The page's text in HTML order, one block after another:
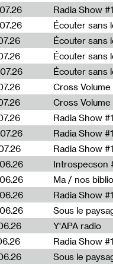
Écouter sans
Écouter sans
Écouter sans
Écouter sans
Cross Volume
Cross
Radia Show
Introspecson
Ma / nos
Y'APA radio